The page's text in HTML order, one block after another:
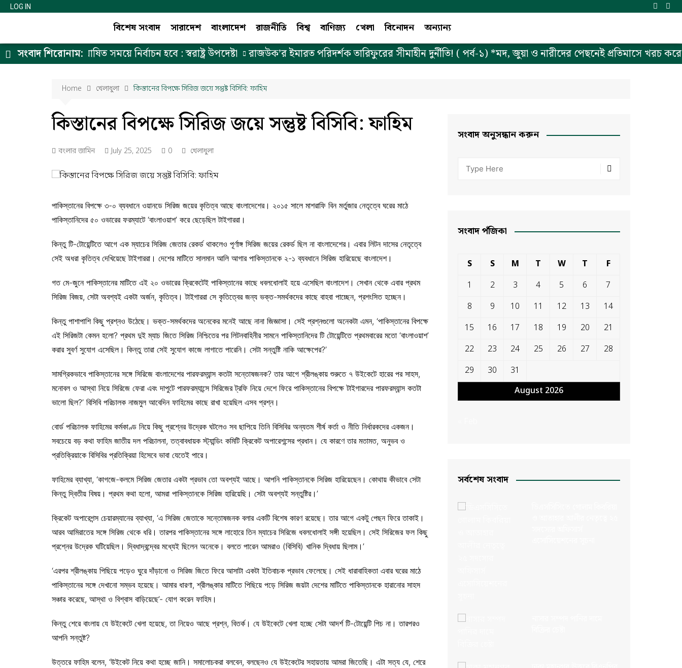
LOG IN
বিশেষ সংবাদ সারাদেশ বাংলাদেশ রাজনীতি বিশ্ব বাণিজ্য খেলা বিনোদন অন্যান্য
সংবাদ শিরোনাম:
প্রধান উপদেষ্টার ঘোষিত সময়ে নির্বাচন হবে : স্বরাষ্ট্র উপদেষ্টা রাজউক’র ইমারত পরিদর্শক তারিফুরের সীমাহীন দুর্নীতি! ( পর্ব-১) *মদ, জুয়া ও নারীদের পেছনেই প্রতিমাসে খরচ করে
Home খেলাধুলা কিস্তানের বিপক্ষে সিরিজ জয়ে সন্তুষ্ট বিসিবি: ফাহিম
কিস্তানের বিপক্ষে সিরিজ জয়ে সন্তুষ্ট বিসিবি: ফাহিম
বংলার জামিন July 25, 2025 0 খেলাধুলা
পাকিস্তানের বিপক্ষে ৩-০ ব্যবধানে ওয়ানডে সিরিজ জয়ের কৃতিত্ব আছে বাংলাদেশের। ২০১৫ সালে মাশরাফি বিন মর্তুজার নেতৃত্বে ঘরের মাঠে
পাকিস্তানিদের ৫০ ওভারের ফরম্যাটে ‘বাংলাওয়াশ’ করে ছেড়েছিল টাইগাররা।
কিন্তু টি-টোয়েন্টিতে আগে এক ম্যাচের সিরিজ জেতার রেকর্ড থাকলেও পূর্ণাঙ্গ সিরিজ জয়ের রেকর্ড ছিল না বাংলাদেশের। এবার লিটন দাসের নেতৃত্বে
সেই অধরা কৃতিত্ব দেখিয়েছে টাইগাররা। দেশের মাটিতে সালমান আলি আগার পাকিস্তানকে ২-১ ব্যবধানে সিরিজ হারিয়েছে বাংলাদেশ।
গত মে-জুনে পাকিস্তানের মাটিতে এই ২০ ওভারের ক্রিকেটেই পাকিস্তানের কাছে ধবলধোলাই হয়ে এসেছিল বাংলাদেশ। সেখান থেকে এবার প্রথম
সিরিজ বিজয়, সেটা অবশ্যই একটা অর্জন, কৃতিত্ব। টাইগাররা সে কৃতিত্বের জন্য ভক্ত-সমর্থকদের কাছে বাহবা পাচ্ছেন, প্রশংসিত হচ্ছেন।
কিন্তু পাশাপাশি কিছু প্রশ্নও উঠেছে। ভক্ত-সমর্থকদের অনেকের মনেই আছে নানা জিজ্ঞাসা। সেই প্রশ্নগুলো অনেকটা এমন, ‘পাকিস্তানের বিপক্ষে
এই সিরিজটা কেমন হলো? প্রথম দুই ম্যাচ জিতে সিরিজ নিশ্চিতের পর লিটনবাহিনীর সামনে পাকিস্তানিদের টি টোয়েন্টিতে প্রথমবারের মতো ‘বাংলাওয়াশ’
করার সুবর্ণ সুযোগ এসেছিল। কিন্তু তারা সেই সুযোগ কাজে লাগাতে পারেনি। সেটা সন্তুষ্টি নাকি আক্ষেপের?’
সামগ্রিকভাবে পাকিস্তানের সঙ্গে সিরিজে বাংলাদেশের পারফরম্যান্স কতটা সন্তোষজনক? তার আগে শ্রীলঙ্কায় শুরুতে ৭ উইকেটে হারের পর সাহস,
মনোবল ও আস্থা নিয়ে সিরিজে ফেরা এবং দাপুটে পারফরম্যান্সে সিরিজের ট্রফি নিয়ে দেশে ফিরে পাকিস্তানের বিপক্ষে টাইগারদের পারফরম্যান্স কতটা
ভালো ছিল?’ বিসিবি পরিচালক নাজমুল আবেদিন ফাহিমের কাছে রাখা হয়েছিল এসব প্রশ্ন।
বোর্ড পরিচালক ফাহিমের কর্মকাণ্ড নিয়ে কিছু প্রশ্নের উদ্রেক ঘটলেও সব ছাপিয়ে তিনি বিসিবির অন্যতম শীর্ষ কর্তা ও নীতি নির্ধারকদের একজন।
সবচেয়ে বড় কথা ফাহিম জাতীয় দল পরিচালনা, তত্বাবধায়ক স্ট্যান্ডিং কমিটি ক্রিকেট অপারেশন্সের প্রধান। যে কারণে তার মতামত, অনুভব ও
প্রতিক্রিয়াকে বিসিবির প্রতিক্রিয়া হিসেবে ভাবা যেতেই পারে।
ফাহিমের ব্যাখ্যা, ‘কাগজে-কলমে সিরিজ জেতার একটা প্রভাব তো অবশ্যই আছে। আপনি পাকিস্তানকে সিরিজ হারিয়েছেন। কোথায় কীভাবে সেটা
কিন্তু দ্বিতীয় বিষয়। প্রথম কথা হলো, আমরা পাকিস্তানকে সিরিজ হারিয়েছি। সেটা অবশ্যই সন্তুষ্টির।’
ক্রিকেট অপারেশন্স চেয়ারম্যানের ব্যাখ্যা, ‘এ সিরিজ জেতাকে সন্তোষজনক বলার একটি বিশেষ কারণ রয়েছে। তার আগে একটু পেছন ফিরে তাকাই।
আরব আমিরাতের সঙ্গে সিরিজ থেকে ধরি। তারপর পাকিস্তানের সঙ্গে লাহোরে তিন ম্যাচের সিরিজে ধবলধোলাই সঙ্গী হয়েছিল। সেই সিরিজের ফল কিছু
প্রশ্নের উদ্রেক ঘটিয়েছিল। দ্বিধাদ্বন্দ্বের মধ্যেই ছিলেন অনেকে। বলতে পারেন আমরাও (বিসিবি) খানিক দ্বিধায় ছিলাম।’
‘এরপর শ্রীলঙ্কায় পিছিয়ে পড়েও ঘুরে দাঁড়ানো ও সিরিজ জিতে ফিরে আসাটা একটা ইতিবাচক প্রভাব ফেলেছে। সেই ধারাবাহিকতা এবার ঘরের মাঠে
পাকিস্তানের সঙ্গে দেখানো সম্ভব হয়েছে। আমার ধারণা, শ্রীলঙ্কার মাটিতে পিছিয়ে পড়ে সিরিজ জয়টা দেশের মাটিতে পাকিস্তানকে হারানোর সাহস
সঞ্চার করেছে, আস্থা ও বিশ্বাস বাড়িয়েছে’- যোগ করেন ফাহিম।
কিন্তু শেরে বাংলায় যে উইকেটে খেলা হয়েছে, তা নিয়েও আছে প্রশ্ন, বিতর্ক। যে উইকেটে খেলা হচ্ছে সেটা আদর্শ টি-টোয়েন্টি পিচ না। তারপরও
আপনি সন্তুষ্ট?
উত্তরে ফাহিম বলেন, ‘উইকেট নিয়ে কথা হচ্ছে জানি। সমালোচকরা বলবেন, বলছেনও যে উইকেটের সহায়তায় আমরা জিতেছি। এটা সত্য যে, শেরে
সংবাদ অনুসন্ধান করুন
সংবাদ পঁজিকা
August 2026
S S M T W T
F
1
2 3 4 5 6
7
8
9 10 11 12 13
14
15
16 17 18 19 20
21
22
23 24 25 26 27
28
29
30 31
সর্বশেষ সংবাদ